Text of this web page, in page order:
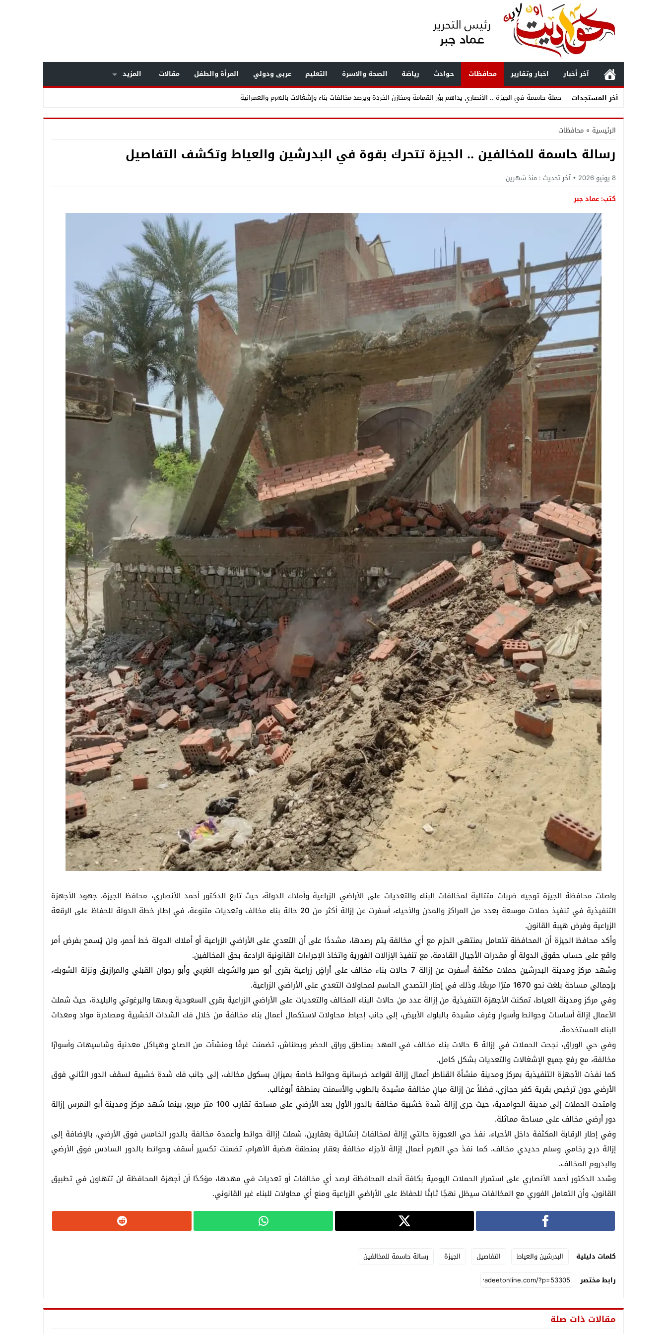
آخر أخبار اخبار وتقارير محافظات حوادث رياضة الصحة والاسرة التعليم عربى ودولي المرأة والطفل مقالات
المزيد
أخر المستجدات
حملة حاسمة في الجيزة .. الأنصاري يداهم بؤر القمامة ومخازن الخردة ويرصد مخالفات بناء وإشغالات بالهرم والعمرانية
محمد صلاح يعيد رسم خريطة الدوري التركي .. «الفرعون» يضع طرابزون سبور تحت أنظار العالم
«مفاجآت تنسيق المرحلة الثانية 2026 أدبي».. قائمة الكليات والمعاهد المتاحة لطلاب الثانوية العامة وأبرز فرص القبول
3070 فرصة عمل بمرتبات تصل لـ9500 جنيه .. وزارة العمل تعلن وظائف جديدة بمجموعة طلعت مصطفى وتكشف طريقة التقديم
مستشفى بولاق الدكرور العام .. حين يتحول الحلم إلى واقع .. مدينة طبية متكاملة تكتب فصلاً جديدًا في تاريخ الرعاية الصحية بالجيزة
تجديد الثقة في الدكتور فرج البلاصي مديرًا لمستشفى الحوامدية العام .. عندما تتحدث الإنجازات يصدر القرار منصفًا لأصحابها
قطع المياه عن مناطق واسعة بالهرم فجر الجمعة .. تعرف على الأماكن المتأثرة وسبب الانقطاع وموعد التنفيذ
غلق شارع 26 يوليو بالجيزة لمدة أسبوعين بسبب المونوريل .. المواعيد والتحويلات المرورية الكاملة
عاجل| غلق طريق مصر – أسوان الزراعي 4 أيام بالجيزة.. والمحافظة تعلن التحويلات المرورية الكاملة
الرئيسية » محافظات
رسالة حاسمة للمخالفين .. الجيزة تتحرك بقوة في البدرشين والعياط وتكشف التفاصيل
8 يونيو 2026 آخر تحديث : منذ شهرين
كتب: عماد جبر
واصلت محافظة الجيزة توجيه ضربات متتالية لمخالفات البناء والتعديات على الأراضي الزراعية وأملاك الدولة، حيث تابع الدكتور أحمد الأنصاري، محافظ الجيزة، جهود الأجهزة
التنفيذية في تنفيذ حملات موسعة بعدد من المراكز والمدن والأحياء، أسفرت عن إزالة أكثر من 20 حالة بناء مخالف وتعديات متنوعة، في إطار خطة الدولة للحفاظ على الرقعة
الزراعية وفرض هيبة القانون.
وأكد محافظ الجيزة أن المحافظة تتعامل بمنتهى الحزم مع أي مخالفة يتم رصدها، مشددًا على أن التعدي على الأراضي الزراعية أو أملاك الدولة خط أحمر، ولن يُسمح بفرض أمر
واقع على حساب حقوق الدولة أو مقدرات الأجيال القادمة، مع تنفيذ الإزالات الفورية واتخاذ الإجراءات القانونية الرادعة بحق المخالفين.
وشهد مركز ومدينة البدرشين حملات مكثفة أسفرت عن إزالة 7 حالات بناء مخالف على أراضٍ زراعية بقرى أبو صير والشوبك الغربي وأبو رجوان القبلي والمرازيق ونزلة الشوبك،
بإجمالي مساحة بلغت نحو 1670 مترًا مربعًا، وذلك في إطار التصدي الحاسم لمحاولات التعدي على الأراضي الزراعية.
وفي مركز ومدينة العياط، تمكنت الأجهزة التنفيذية من إزالة عدد من حالات البناء المخالف والتعديات على الأراضي الزراعية بقرى السعودية وبمها والبرغوتي والبليدة، حيث شملت
الأعمال إزالة أساسات وحوائط وأسوار وغرف مشيدة بالبلوك الأبيض، إلى جانب إحباط محاولات لاستكمال أعمال بناء مخالفة من خلال فك الشدات الخشبية ومصادرة مواد ومعدات
البناء المستخدمة.
وفي حي الوراق، نجحت الحملات في إزالة 6 حالات بناء مخالف في المهد بمناطق وراق الحضر وبطناش، تضمنت غرفًا ومنشآت من الصاج وهياكل معدنية وشاسيهات وأسوارًا
مخالفة، مع رفع جميع الإشغالات والتعديات بشكل كامل.
كما نفذت الأجهزة التنفيذية بمركز ومدينة منشأة القناطر أعمال إزالة لقواعد خرسانية وحوائط خاصة بميزان بسكول مخالف، إلى جانب فك شدة خشبية لسقف الدور الثاني فوق
الأرضي دون ترخيص بقرية كفر حجازي، فضلاً عن إزالة مبانٍ مخالفة مشيدة بالطوب والأسمنت بمنطقة أبوغالب.
وامتدت الحملات إلى مدينة الحوامدية، حيث جرى إزالة شدة خشبية مخالفة بالدور الأول بعد الأرضي على مساحة تقارب 100 متر مربع، بينما شهد مركز ومدينة أبو النمرس إزالة
دور أرضي مخالف على مساحة مماثلة.
وفي إطار الرقابة المكثفة داخل الأحياء، نفذ حي العجوزة حالتي إزالة لمخالفات إنشائية بعقارين، شملت إزالة حوائط وأعمدة مخالفة بالدور الخامس فوق الأرضي، بالإضافة إلى
إزالة درج رخامي وسلم حديدي مخالف. كما نفذ حي الهرم أعمال إزالة لأجزاء مخالفة بعقار بمنطقة هضبة الأهرام، تضمنت تكسير أسقف وحوائط بالدور السادس فوق الأرضي
والبدروم المخالف.
وشدد الدكتور أحمد الأنصاري على استمرار الحملات اليومية بكافة أنحاء المحافظة لرصد أي مخالفات أو تعديات في مهدها، مؤكدًا أن أجهزة المحافظة لن تتهاون في تطبيق
القانون، وأن التعامل الفوري مع المخالفات سيظل نهجًا ثابتًا للحفاظ على الأراضي الزراعية ومنع أي محاولات للبناء غير القانوني.
كلمات دليلية البدرشين والعياط التفاصيل الجيزة
رسالة حاسمة للمخالفين
رابط مختصر
مقالات ذات صلة